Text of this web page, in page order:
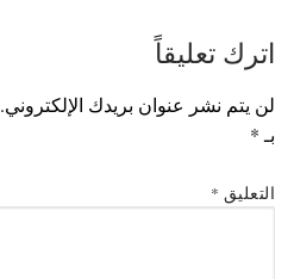
اترك تعليقاً
لن يتم نشر عنوان بريدك الإلكتروني.
بـ *
التعليق *